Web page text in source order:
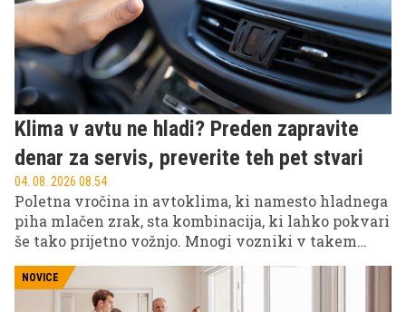
Klima v avtu ne hladi? Preden zapravite
denar za servis, preverite teh pet stvari
04. 08. 2026 08.54
Poletna vročina in avtoklima, ki namesto hladnega
piha mlačen zrak, sta kombinacija, ki lahko pokvari
še tako prijetno vožnjo. Mnogi vozniki v takem
trenutku takoj pomislijo na drag servis ali okvaro
kompresorja, vendar je resnica pogosto precej bolj
preprosta.
NOVICE